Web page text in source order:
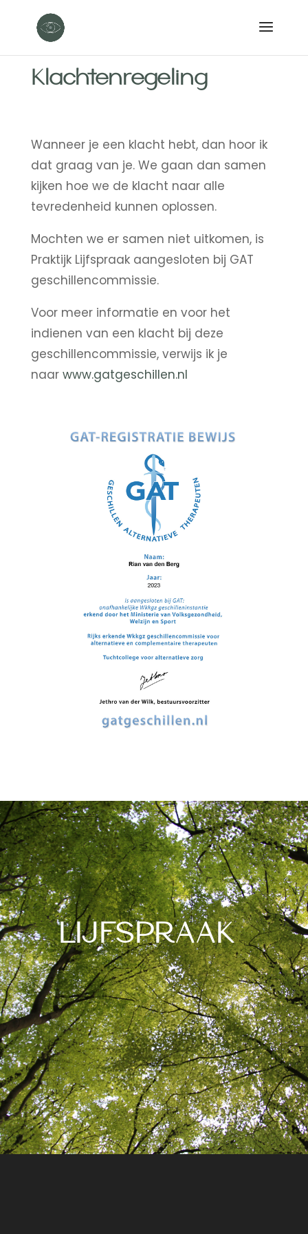
Klachtenregeling
Wanneer je een klacht hebt, dan hoor ik
dat graag van je. We gaan dan samen
kijken hoe we de klacht naar alle
tevredenheid kunnen oplossen.
Mochten we er samen niet uitkomen, is
Praktijk Lijfspraak aangesloten bij GAT
geschillencommissie.
Voor meer informatie en voor het
indienen van een klacht bij deze
geschillencommissie, verwijs ik je
naar www.gatgeschillen.nl
LIJFSPRAAK